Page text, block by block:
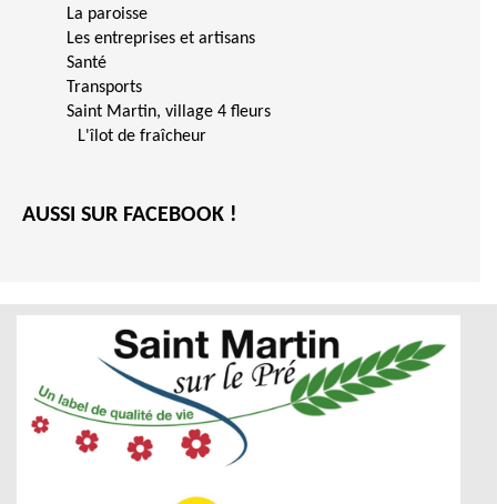
La paroisse
Les entreprises et artisans
Santé
Transports
Saint Martin, village 4 fleurs
L'îlot de fraîcheur
AUSSI SUR FACEBOOK !